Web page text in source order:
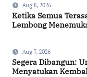
Aug 8, 2026
Ketika Semua
Lembong
Aug 7, 2026
Segera Dibangun:
Menyatukan